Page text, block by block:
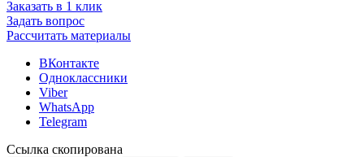
Заказать в 1 клик
Задать вопрос
Рассчитать материалы
ВКонтакте
Одноклассники
Viber
WhatsApp
Telegram
Ссылка скопирована